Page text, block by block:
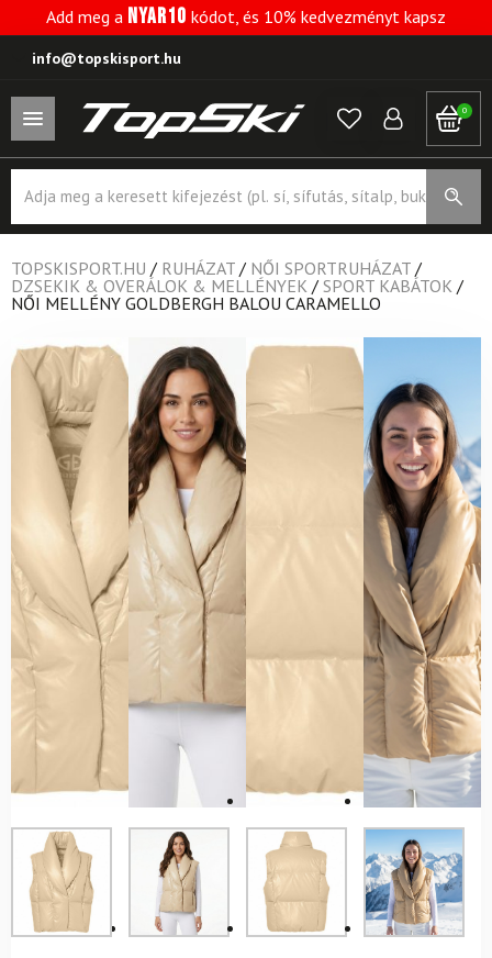
Add meg a NYAR10 kódot, és 10% kedvezményt kapsz
info@topskisport.hu
0
search
TOPSKISPORT.HU / RUHÁZAT / NŐI SPORTRUHÁZAT /
DZSEKIK & OVERÁLOK & MELLÉNYEK / SPORT KABÁTOK /
NŐI MELLÉNY GOLDBERGH BALOU CARAMELLO